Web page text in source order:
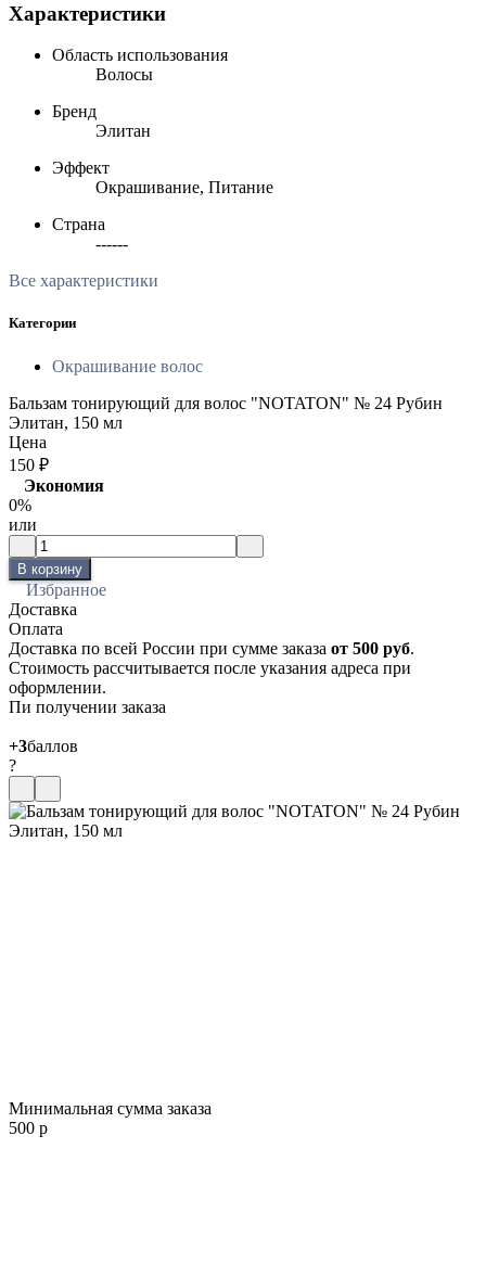
Характеристики
Область использования
Волосы
Бренд
Элитан
Эффект
Окрашивание, Питание
Страна
------
Все характеристики
Категории
Окрашивание волос
Бальзам тонирующий для волос "NOTATON" № 24 Рубин
Элитан, 150 мл
Цена
150 ₽
Экономия
0%
или
В корзину
Избранное
Доставка
Оплата
Доставка по всей России при сумме заказа от 500 руб.
Стоимость рассчитывается после указания адреса при
оформлении.
Пи получении заказа
+3баллов
?
Минимальная сумма заказа
500 р